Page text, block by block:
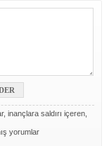
inançlara saldırı içeren,
yorumlar